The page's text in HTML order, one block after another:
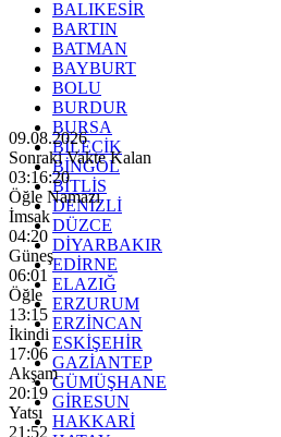
BALIKESİR
BARTIN
BATMAN
BAYBURT
BOLU
BURDUR
BURSA
BİLECİK
BİNGÖL
BİTLİS
DENİZLİ
DÜZCE
DİYARBAKIR
EDİRNE
ELAZIĞ
ERZURUM
ERZİNCAN
ESKİŞEHİR
GAZİANTEP
GÜMÜŞHANE
GİRESUN
HAKKARİ
09.08.2026
Sonraki Vakte Kalan
03:16:19
Öğle Namazı
İmsak
04:20
Güneş
06:01
Öğle
13:15
İkindi
17:06
Akşam
20:19
Yatsı
21:52